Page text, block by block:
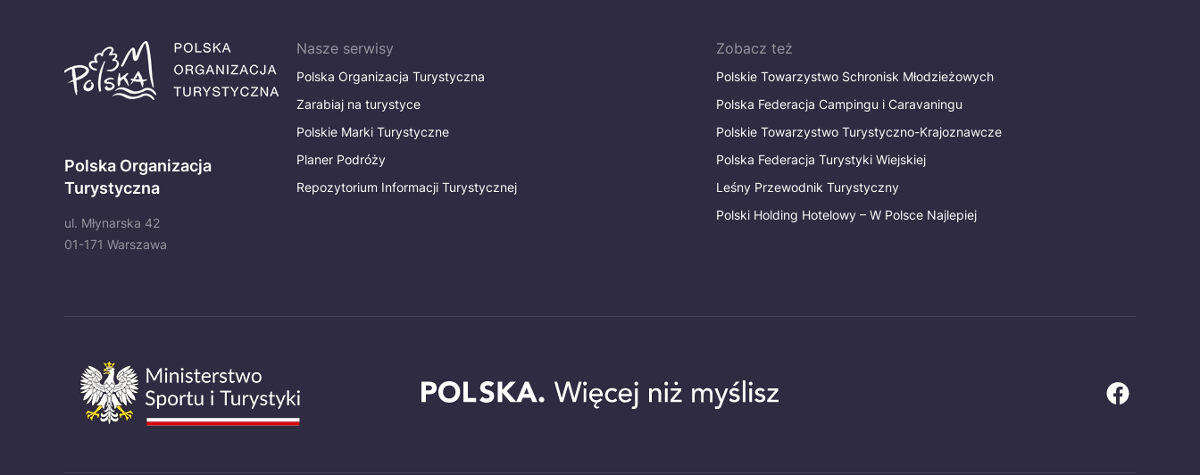
Polska Organizacja
Turystyczna
ul. Młynarska 42
01-171 Warszawa
Nasze serwisy
Polska Organizacja Turystyczna
Zarabiaj na turystyce
Polskie Marki Turystyczne
Planer Podróży
Repozytorium Informacji Turystycznej
Zobacz też
Polskie Towarzystwo Schronisk Młodzieżowych
Polska Federacja Campingu i Caravaningu
Polskie Towarzystwo Turystyczno-Krajoznawcze
Polska Federacja Turystyki Wiejskiej
Leśny Przewodnik Turystyczny
Polski Holding Hotelowy – W Polsce Najlepiej